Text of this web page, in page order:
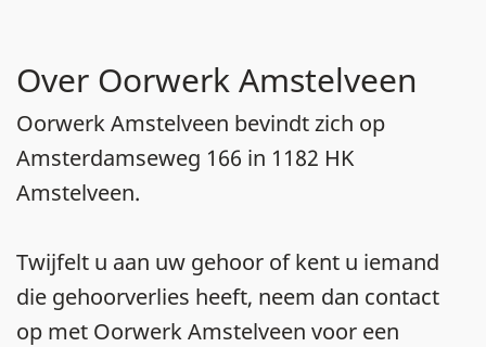
Over Oorwerk Amstelveen
Oorwerk Amstelveen bevindt zich op
Amsterdamseweg 166 in 1182 HK
Amstelveen.
Twijfelt u aan uw gehoor of kent u iemand
die gehoorverlies heeft, neem dan contact
op met Oorwerk Amstelveen voor een